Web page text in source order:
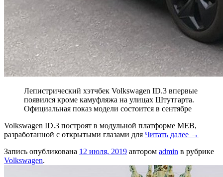
Лепистрический хэтчбек Volkswagen ID.3 впервые
появился кроме камуфляжа на улицах Штутгарта.
Официальная показ модели состоится в сентябре
Volkswagen ID.3 построят в модульной платформе MEB,
разработанной с открытыми глазами для Читать далее →
Запись опубликована 12 июля, 2019 автором admin в рубрике
Volkswagen.